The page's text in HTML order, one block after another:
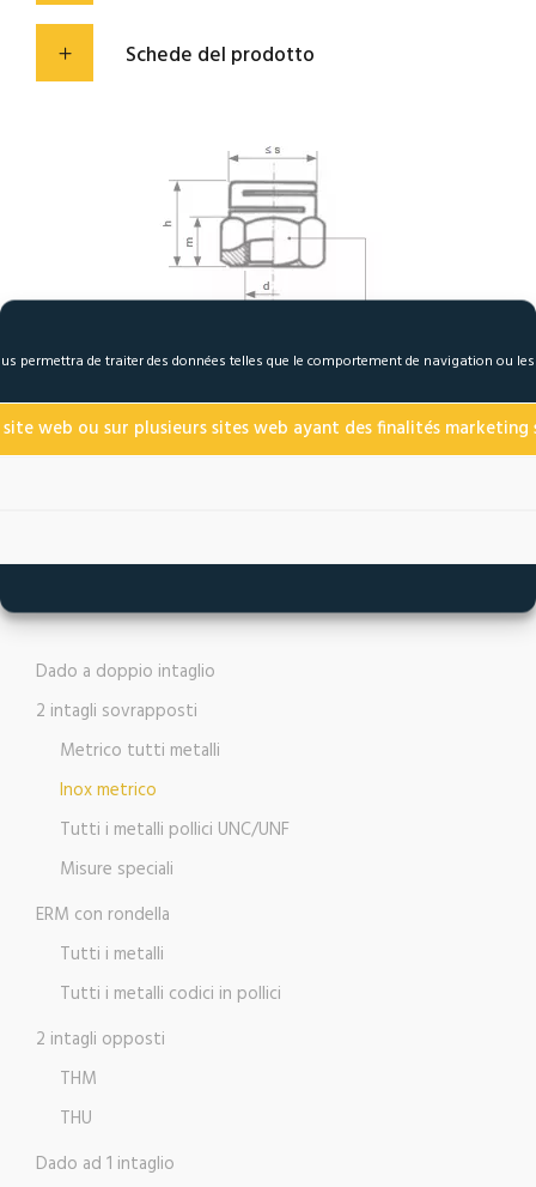
permettra de traiter des données telles que le comportement de navigation ou
web ou sur plusieurs sites web ayant des finalités marketing
Schede del prodotto
Dado a doppio intaglio
2 intagli sovrapposti
Metrico tutti metalli
Inox metrico
Tutti i metalli pollici UNC/UNF
Misure speciali
ERM con rondella
Tutti i metalli
Tutti i metalli codici in pollici
2 intagli opposti
THM
THU
Dado ad 1 intaglio